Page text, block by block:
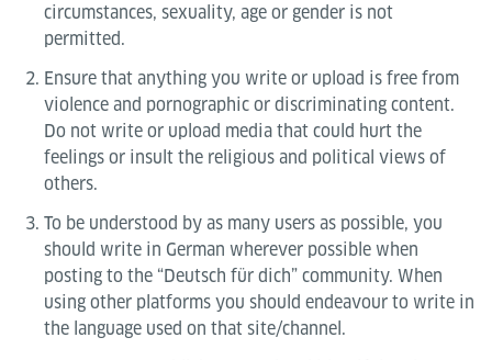
circumstances, sexuality, age or gender is not
permitted.
Ensure that anything you write or upload is free from
violence and pornographic or discriminating content.
Do not write or upload media that could hurt the
feelings or insult the religious and political views of
others.
To be understood by as many users as possible, you
should write in German wherever possible when
posting to the “Deutsch für dich” community. When
using other platforms you should endeavour to write in
the language used on that site/channel.